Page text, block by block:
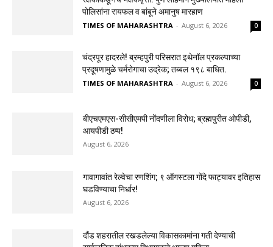
पोलिसांना रायफल व बांबूने अमानुष मारहाण
TIMES OF MAHARASHTRA - August 6, 2026 0
चंद्रपूर हादरले! ब्रम्हपुरी परिसरात इथेनॉल प्रकल्पाच्या
प्रदूषणामुळे चर्मरोगाचा उद्रेक; तब्बल १९८ बाधित.
TIMES OF MAHARASHTRA - August 6, 2026 0
बीएचएमएस-सीसीएमपी नोंदणीला विरोध; ब्रह्मपुरीत ओपीडी,
आयपीडी ठप्प!
August 6, 2026
गावागावांत रेल्वेचा रणशिंग; ९ ऑगस्टला गोंदे फाट्यावर इतिहास
घडविण्याचा निर्धार!
August 6, 2026
दौंड शहरातील रखडलेल्या विकासकामांना गती देण्याची